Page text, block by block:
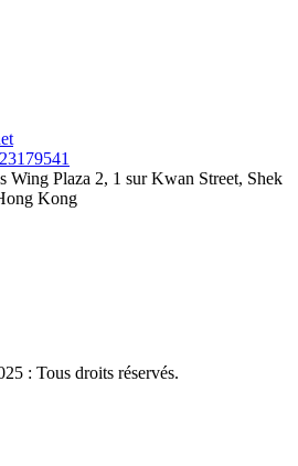
Wing Plaza 2, 1 sur Kwan Street, Shek
Kong
: Tous droits réservés.